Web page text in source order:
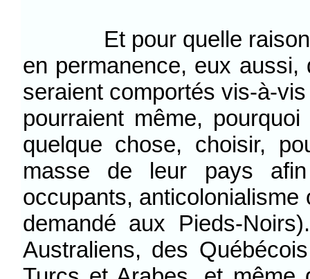
Et pour quelle raison
en permanence, eux
seraient comportés vis-à-
pourraient même,
quelque chose, choisir,
masse de leur pays
occupants,
demandé aux Pieds-
Australiens, des